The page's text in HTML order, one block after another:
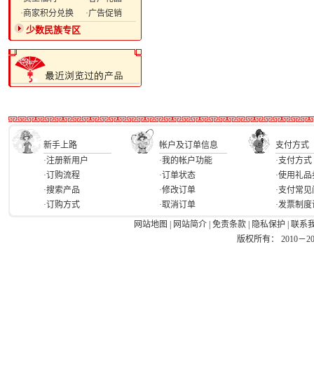
·商家积分兑换
·广告促销
少数民族专区
新手上路 帐户及订单信息
支付方式
·注册新用户
·订购流程
·搜索产品
·订购方式
·我的帐户功能
·订单状态
·修改订单
·取消订单
·支付方式
·使用礼品
·支付常
·发票制
网站地图
网站简介 免责条款 隐私保护
联系
版权所有： 2010－